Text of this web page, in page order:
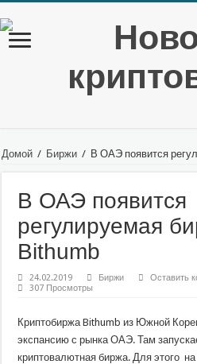
Домой / Биржи / В ОАЭ появится
В ОАЭ появится
регулируемая
Bithumb
24.02.2019 Биржи
Оставить
307 Просмотры
Криптобиржа Bithumb из Южной
экспансию с рынка ОАЭ. Там
криптовалютная биржа. Для этого